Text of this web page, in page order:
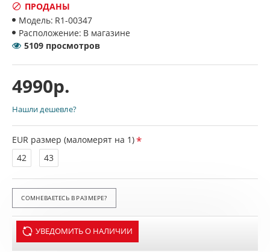
4990р.
ПРОДАНЫ
Модель: R1-00347
Расположение: В магазине
5109 просмотров
EUR размер (маломерят на 1)
42
43
УВЕДОМИТЬ О НАЛИЧИИ
Нашли дешевле?
СОМНЕВАЕТЕСЬ В РАЗМЕРЕ?